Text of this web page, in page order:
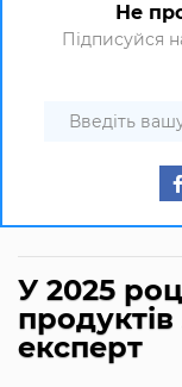
Не
Підписуйся
У 2025
експерт